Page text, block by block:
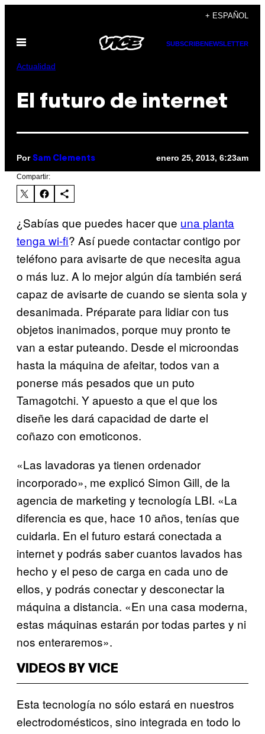
contenido
+ ESPAÑOL
Abrir
SUBSCRIBENEWSLETTER
Actualidad
El futuro de internet
Por Sam Clements enero 25, 2013, 6:23am
Compartir:
¿Sabías que puedes hacer que una planta
tenga wi-fi? Así puede contactar contigo por
teléfono para avisarte de que necesita agua
o más luz. A lo mejor algún día también será
capaz de avisarte de cuando se sienta sola y
desanimada. Préparate para lidiar con tus
objetos inanimados, porque muy pronto te
van a estar puteando. Desde el microondas
hasta la máquina de afeitar, todos van a
ponerse más pesados que un puto
Tamagotchi. Y apuesto a que el que los
diseñe les dará capacidad de darte el
coñazo con emoticonos.
«Las lavadoras ya tienen ordenador
incorporado», me explicó Simon Gill, de la
agencia de marketing y tecnología LBI. «La
diferencia es que, hace 10 años, tenías que
cuidarla. En el futuro estará conectada a
internet y podrás saber cuantos lavados has
hecho y el peso de carga en cada uno de
ellos, y podrás conectar y desconectar la
máquina a distancia. «En una casa moderna,
estas máquinas estarán por todas partes y ni
nos enteraremos».
VIDEOS BY VICE
Esta tecnología no sólo estará en nuestros
electrodomésticos, sino integrada en todo lo